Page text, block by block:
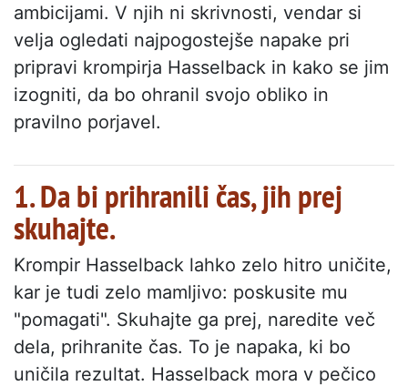
ambicijami. V njih ni skrivnosti, vendar si
velja ogledati najpogostejše napake pri
pripravi krompirja Hasselback in kako se jim
izogniti, da bo ohranil svojo obliko in
pravilno porjavel.
1. Da bi prihranili čas, jih prej
skuhajte.
Krompir Hasselback lahko zelo hitro uničite,
kar je tudi zelo mamljivo: poskusite mu
"pomagati". Skuhajte ga prej, naredite več
dela, prihranite čas. To je napaka, ki bo
uničila rezultat. Hasselback mora v pečico